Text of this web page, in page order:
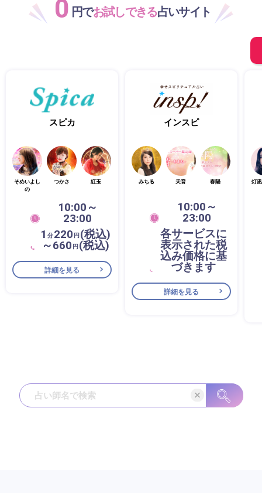
円でお試しできる占いサイト
スピカ
そめいよし
の
つかさ 紅玉
10:00～
23:00
1 分220 円(税込)
～660 円(税込)
詳細を見る
インスピ
みちる 天音 春陽
10:00～
23:00
各サービスに
表示された税
込み価格に基
づきます
詳細を見る
灯